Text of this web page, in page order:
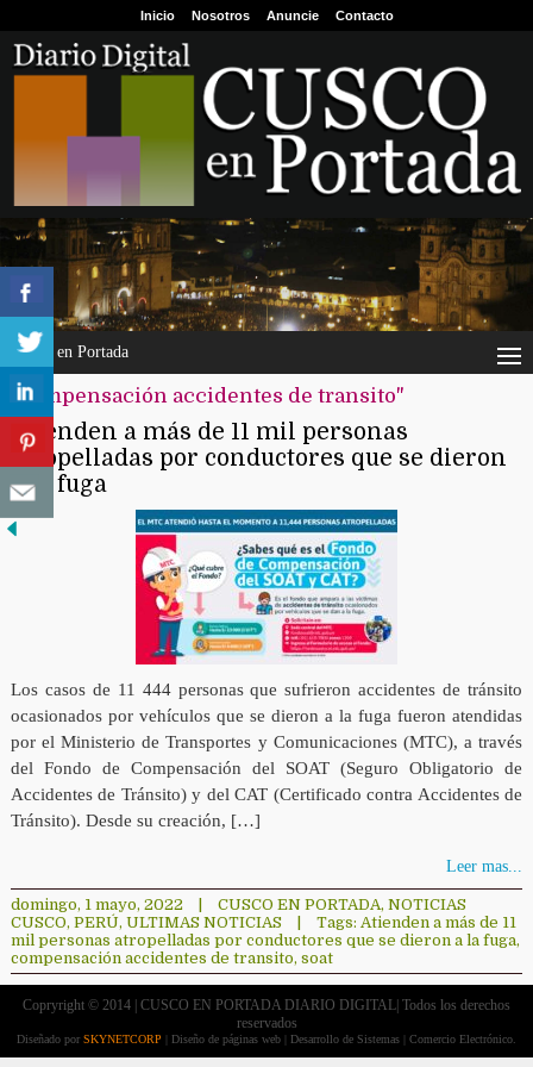
Inicio Nosotros Anuncie Contacto
Cusco en Portada
"compensación accidentes de transito"
Atienden a más de 11 mil personas
atropelladas por conductores que se dieron
a la fuga
Los casos de 11 444 personas que sufrieron accidentes de tránsito
ocasionados por vehículos que se dieron a la fuga fueron atendidas
por el Ministerio de Transportes y Comunicaciones (MTC), a través
del Fondo de Compensación del SOAT (Seguro Obligatorio de
Accidentes de Tránsito) y del CAT (Certificado contra Accidentes de
Tránsito). Desde su creación, […]
Leer mas...
domingo, 1 mayo, 2022 CUSCO EN PORTADA, NOTICIAS
CUSCO, PERÚ, ULTIMAS NOTICIAS Tags: Atienden a más de 11
mil personas atropelladas por conductores que se dieron a la fuga,
compensación accidentes de transito, soat
Copryright © 2014 | CUSCO EN PORTADA DIARIO DIGITAL| Todos los derechos
reservados
Diseñado por SKYNETCORP | Diseño de páginas web | Desarrollo de Sistemas | Comercio Electrónico.